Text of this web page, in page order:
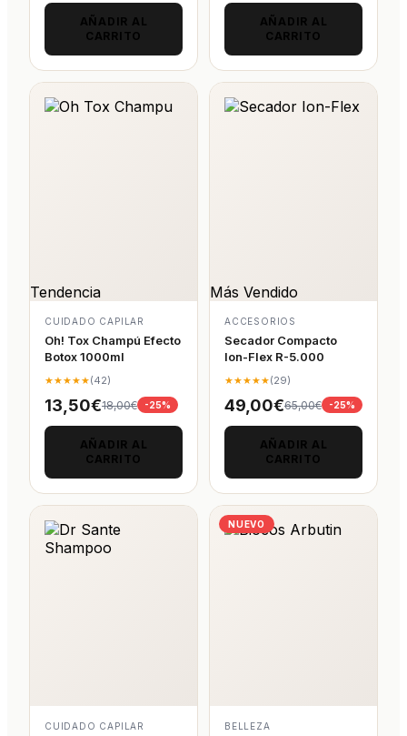
AÑADIR AL
CARRITO
AÑADIR AL
CARRITO
Tendencia
CUIDADO CAPILAR
Oh! Tox Champú Efecto
Botox 1000ml
★★★★★(42)
13,50€18,00€ -25%
AÑADIR AL
CARRITO
Más Vendido
ACCESORIOS
Secador Compacto
Ion-Flex R-5.000
★★★★★(29)
49,00€65,00€ -25%
AÑADIR AL
CARRITO
CUIDADO CAPILAR
NUEVO
BELLEZA